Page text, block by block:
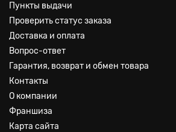
Пункты выдачи
Проверить статус заказа
Доставка и оплата
Вопрос-ответ
Гарантия, возврат и обмен товара
Контакты
О компании
Франшиза
Карта сайта